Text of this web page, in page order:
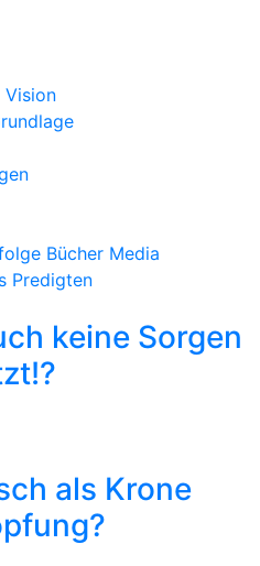
Vision
Bücher Media
Predigten
keine Sorgen
als Krone